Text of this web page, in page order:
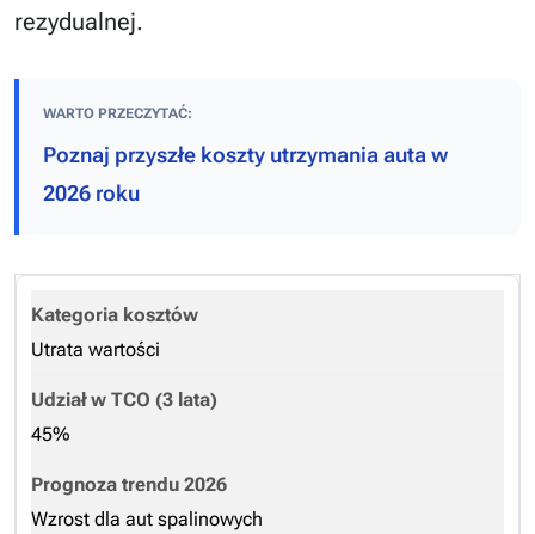
rezydualnej.
WARTO PRZECZYTAĆ:
Poznaj przyszłe koszty utrzymania auta w
2026 roku
Utrata wartości
45%
Wzrost dla aut spalinowych